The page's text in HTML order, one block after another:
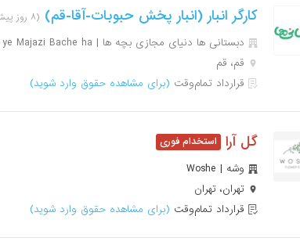
کارگر انبار (انبار پخش حبوبات-آقا-قم) (۸ روز پیش)
دبستانی ها دنیای مجازی بچه ها | Dabestaniha Donya ye Majazi Bache ha
قم، قم
قرارداد تمام‌وقت (برای مشاهده حقوق وارد شوید)
گل آرا
وشه | Woshe
تهران، تهران
قرارداد تمام‌وقت (برای مشاهده حقوق وارد شوید)